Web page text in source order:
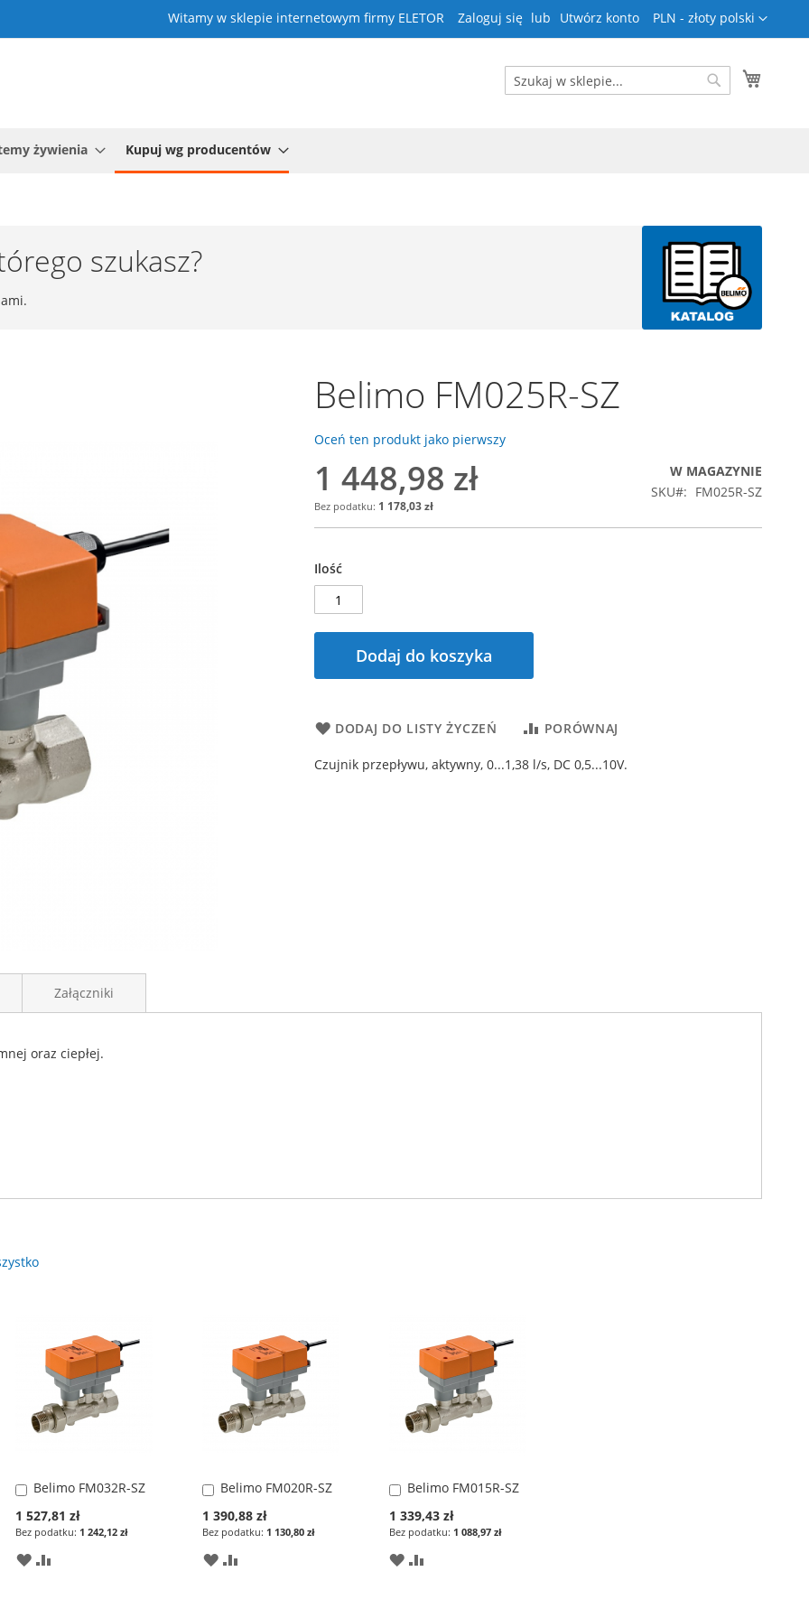
Waluta
PLN - złoty polski
Witamy w sklepie internetowym firmy ELETOR Zaloguj się Utwórz konto
Search
żywienia Kupuj wg producentów
szukasz?
Belimo FM025R-SZ
Oceń ten produkt jako pierwszy
Special
Price
1 448,98 zł
1 178,03 zł
W MAGAZYNIE
SKU
FM025R-SZ
Ilość
Dodaj do koszyka
DODAJ DO LISTY ŻYCZEŃ PORÓWNAJ
Czujnik przepływu, aktywny, 0...1,38 l/s, DC 0,5...10V.
oraz ciepłej.
Załączniki
Belimo FM032R-SZ
Special
Price
1 527,81 zł
1 242,12 zł
Dodaj
koszyka
DODAJ
Belimo FM020R-SZ
Special
Price
1 390,88 zł
1 130,80 zł
Dodaj
koszyka
DODAJPORÓWNAJ
Belimo FM015R-SZ
Special
Price
1 339,43 zł
1 088,97 zł
Dodaj
koszyka
DODAJ